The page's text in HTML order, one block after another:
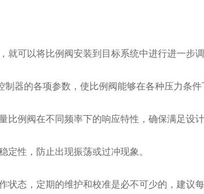
就可以将比例阀安装到目标系统中进行进一步
器的各项参数，使比例阀能够在各种压力条件
比例阀在不同频率下的响应特性，确保满足设
定性，防止出现振荡或过冲现象。
状态，定期的维护和校准是必不可少的，建议